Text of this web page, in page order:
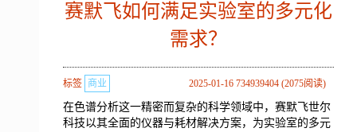
赛默飞如何满足实验室的多元化
需求？
2025-01-16 734939404 (2075阅读)
标签 商业
在色谱分析这一精密而复杂的科学领域中，赛默飞世尔
科技以其全面的仪器与耗材解决方案，为实验室的多元